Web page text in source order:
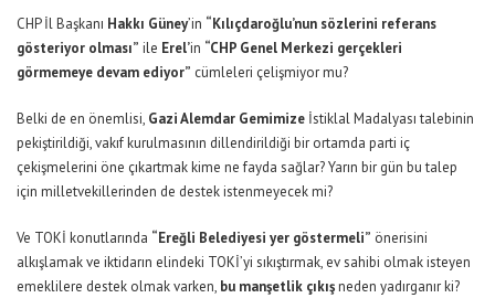
CHP İl Başkanı Hakkı Güney’in “Kılıçdaroğlu’nun sözlerini referans
gösteriyor olması” ile Erel’in “CHP Genel Merkezi gerçekleri
görmemeye devam ediyor” cümleleri çelişmiyor mu?
Belki de en önemlisi, Gazi Alemdar Gemimize İstiklal Madalyası talebinin
pekiştirildiği, vakıf kurulmasının dillendirildiği bir ortamda parti iç
çekişmelerini öne çıkartmak kime ne fayda sağlar? Yarın bir gün bu talep
için milletvekillerinden de destek istenmeyecek mi?
Ve TOKİ konutlarında “Ereğli Belediyesi yer göstermeli” önerisini
alkışlamak ve iktidarın elindeki TOKİ’yi sıkıştırmak, ev sahibi olmak isteyen
emeklilere destek olmak varken, bu manşetlik çıkışneden yadırganır ki?